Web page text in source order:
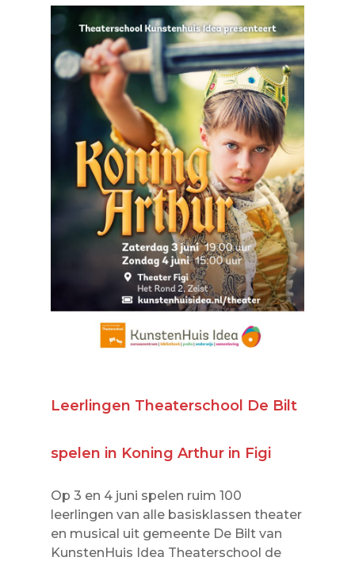
Leerlingen Theaterschool De Bilt
spelen in Koning Arthur in Figi
Op 3 en 4 juni spelen ruim 100
leerlingen van alle basisklassen theater
en musical uit gemeente De Bilt van
KunstenHuis Idea Theaterschool de